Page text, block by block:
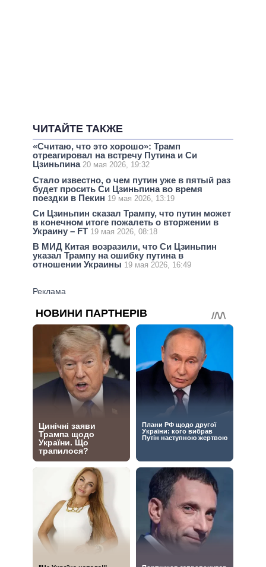
ЧИТАЙТЕ ТАКЖЕ
«Считаю, что это хорошо»: Трамп
отреагировал на встречу Путина и Си
Цзиньпина 20 мая 2026, 19:32
Стало известно, о чем путин уже в пятый раз
будет просить Си Цзиньпина во время
поездки в Пекин 19 мая 2026, 13:19
Си Цзиньпин сказал Трампу, что путин может
в конечном итоге пожалеть о вторжении в
Украину – FT 19 мая 2026, 08:18
В МИД Китая возразили, что Си Цзиньпин
указал Трампу на ошибку путина в
отношении Украины 19 мая 2026, 16:49